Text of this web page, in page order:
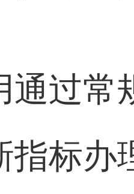
通过常
指标办